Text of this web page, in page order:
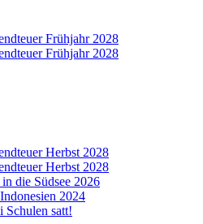
Frühjahr 2028
Frühjahr 2028
Herbst 2028
Herbst 2028
die Südsee 2026
2024
Schulen satt!